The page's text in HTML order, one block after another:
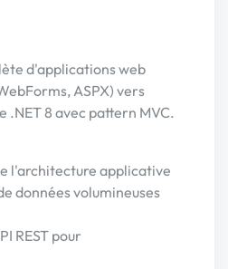
d'applications web
ASPX) vers
8 avec pattern MVC.
l'architecture applicative
données volumineuses
REST pour